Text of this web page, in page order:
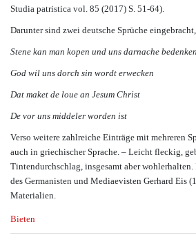
Studia patristica vol. 85 (2017) S. 51-64).
Darunter sind zwei deutsche Sprüche
Stene kan man kopen und uns darnache bedenken
God wil uns dorch sin wordt erwecken
Dat maket de loue an Jesum Christ
De vor uns middeler worden ist
Verso weitere zahlreiche Einträge mit mehreren
auch in griechischer Sprache. – Leicht fleckig,
Tintendurchschlag, insgesamt aber
des Germanisten und Mediaevisten Gerhard Eis
Materialien.
Bieten